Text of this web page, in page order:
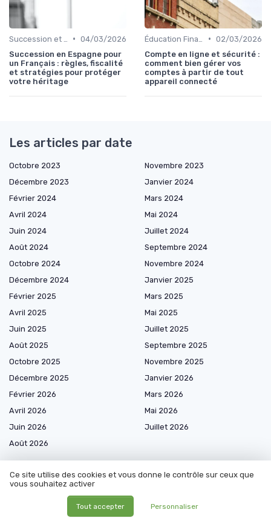
• 04/03/2026
Succession en Espagne pour
un Français : règles, fiscalité
et stratégies pour protéger
votre héritage
• 02/03/2026
Compte en ligne et sécurité :
comment bien gérer vos
comptes à partir de tout
appareil connecté
Les articles par date
Octobre 2023
Novembre 2023
Décembre 2023
Janvier 2024
Février 2024
Mars 2024
Avril 2024
Mai 2024
Juin 2024
Juillet 2024
Août 2024
Septembre 2024
Octobre 2024
Novembre 2024
Décembre 2024
Janvier 2025
Février 2025
Mars 2025
Avril 2025
Mai 2025
Juin 2025
Juillet 2025
Août 2025
Septembre 2025
Octobre 2025
Novembre 2025
Décembre 2025
Janvier 2026
Février 2026
Mars 2026
Avril 2026
Mai 2026
Juin 2026
Juillet 2026
Août 2026
Ce site utilise des cookies et vous donne le contrôle sur ceux que
vous souhaitez activer
Tout accepter Personnaliser